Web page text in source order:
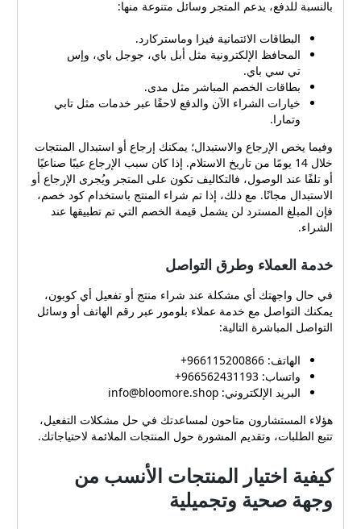
من عروض بلومور بأقل جهد.
ولدمج هذه النصائح مع مكان
آخر للمقارنة أو للاستفادة من
كوبونات مماثلة يمكن زيارة
متجر كوز للحصول على فكرة
أوسع عن أساليب التوفير
المتاحة لدى متاجر متخصصة
تفعيل الكوبونات أحيانًا تواجه
بعض المشترين مشكلات في
تطبيق الكوبون بسبب كتابته
بشكل خاطئ أو استخدام
كوبونات مخصصة لأقسام
الزائدة قبل وبعد الرمز. تأكدي
من أن الكوبون يغطي المنتجات
الموجودة في سلة مشترياتك.
راجعي شروط الاستخدام مثل
الحد الأقصى للخصم أو تاريخ
الانتهاء. في حال عدم التفعيل،
تواصلي مع خدمة العملاء
للمتجر لطلب المساعدة.
والإرجاع في بلومور بلومور
يوفر خيارات توصيل مرنة
واحد وحتى 7 أيام عمل بحسب
منطقة التوصيل وطبيعة المنتج.
التوصيل المبرد متاح لضمان
بالنسبة للدفع، يدعم المتجر وسائل متنوعة منها:
البطاقات الائتمانية فيزا وماستركارد.
المحافظ الإلكترونية مثل أبل باي، جوجل باي، وإس
تي سي باي.
بطاقات الخصم المباشر مثل مدى.
خيارات الشراء الآن والدفع لاحقًا عبر خدمات مثل تابي
وتمارا.
وفيما يخص الإرجاع والاستبدال؛ يمكنك إرجاع أو استبدال المنتجات
خلال 14 يومًا من تاريخ الاستلام. إذا كان سبب الإرجاع عيبًا صناعيًا
أو تلفًا عند الوصول، فالتكاليف تكون على المتجر ويُجرى الإرجاع أو
الاستبدال مجانًا. مع ذلك، إذا تم شراء المنتج باستخدام كود خصم،
فإن المبلغ المسترد لن يشمل قيمة الخصم التي تم تطبيقها عند
الشراء.
خدمة العملاء وطرق التواصل
في حال واجهتك أي مشكلة عند شراء منتج أو تفعيل أي كوبون،
يمكنك التواصل مع خدمة عملاء بلومور عبر رقم الهاتف أو وسائل
التواصل المباشرة التالية:
الهاتف: 966115200866+
واتساب: 966562431193+
البريد الإلكتروني:info@bloomore.shop
هؤلاء المستشارون متاحون لمساعدتك في حل مشكلات التفعيل،
تتبع الطلبات، وتقديم المشورة حول المنتجات الملائمة لاحتياجاتك.
كيفية اختيار المنتجات الأنسب من
وجهة صحية وتجميلية